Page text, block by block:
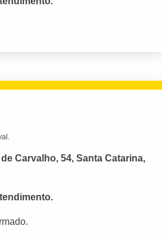
Carvalho, 54, Santa Catarina,